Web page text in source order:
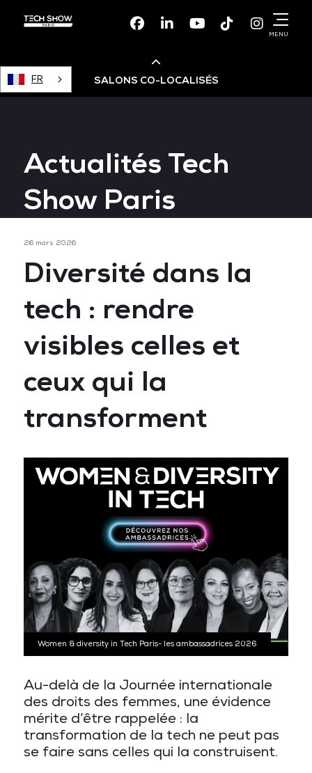
FacebookLinkedinYoutubeTikTok
MENU
FR SALONS CO-LOCALISÉS
Devops Live
Cloud & Cyber Security
Data Centre World
Actualités Tech
Show Paris
26 mars 2026
Diversité dans la
tech : rendre
visibles celles et
ceux qui la
transforment
Women & diversity in Tech Paris- les ambassadrices 2026
Au-delà de la Journée internationale
des droits des femmes, une évidence
mérite d’être rappelée : la
transformation de la tech ne peut pas
se faire sans celles qui la construisent.